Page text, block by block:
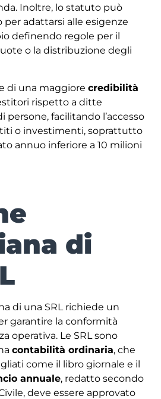
Inoltre, lo statuto può
per adattarsi alle esigenze
definendo regole per il
o la distribuzione degli
di una maggiore credibilità
rispetto a ditte
persone, facilitando l’accesso
o investimenti, soprattutto
annuo inferiore a 10 milioni
di
di una SRL richiede un
garantire la conformità
operativa. Le SRL sono
contabilità ordinaria, che
come il libro giornale e il
annuale, redatto secondo
deve essere approvato